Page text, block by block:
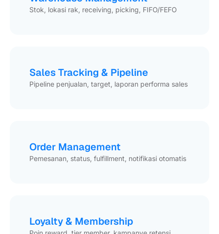
Stok, lokasi rak, receiving, picking, FIFO/FEFO
Sales Tracking & Pipeline
Pipeline penjualan, target, laporan performa sales
Order Management
Pemesanan, status, fulfillment, notifikasi otomatis
Loyalty & Membership